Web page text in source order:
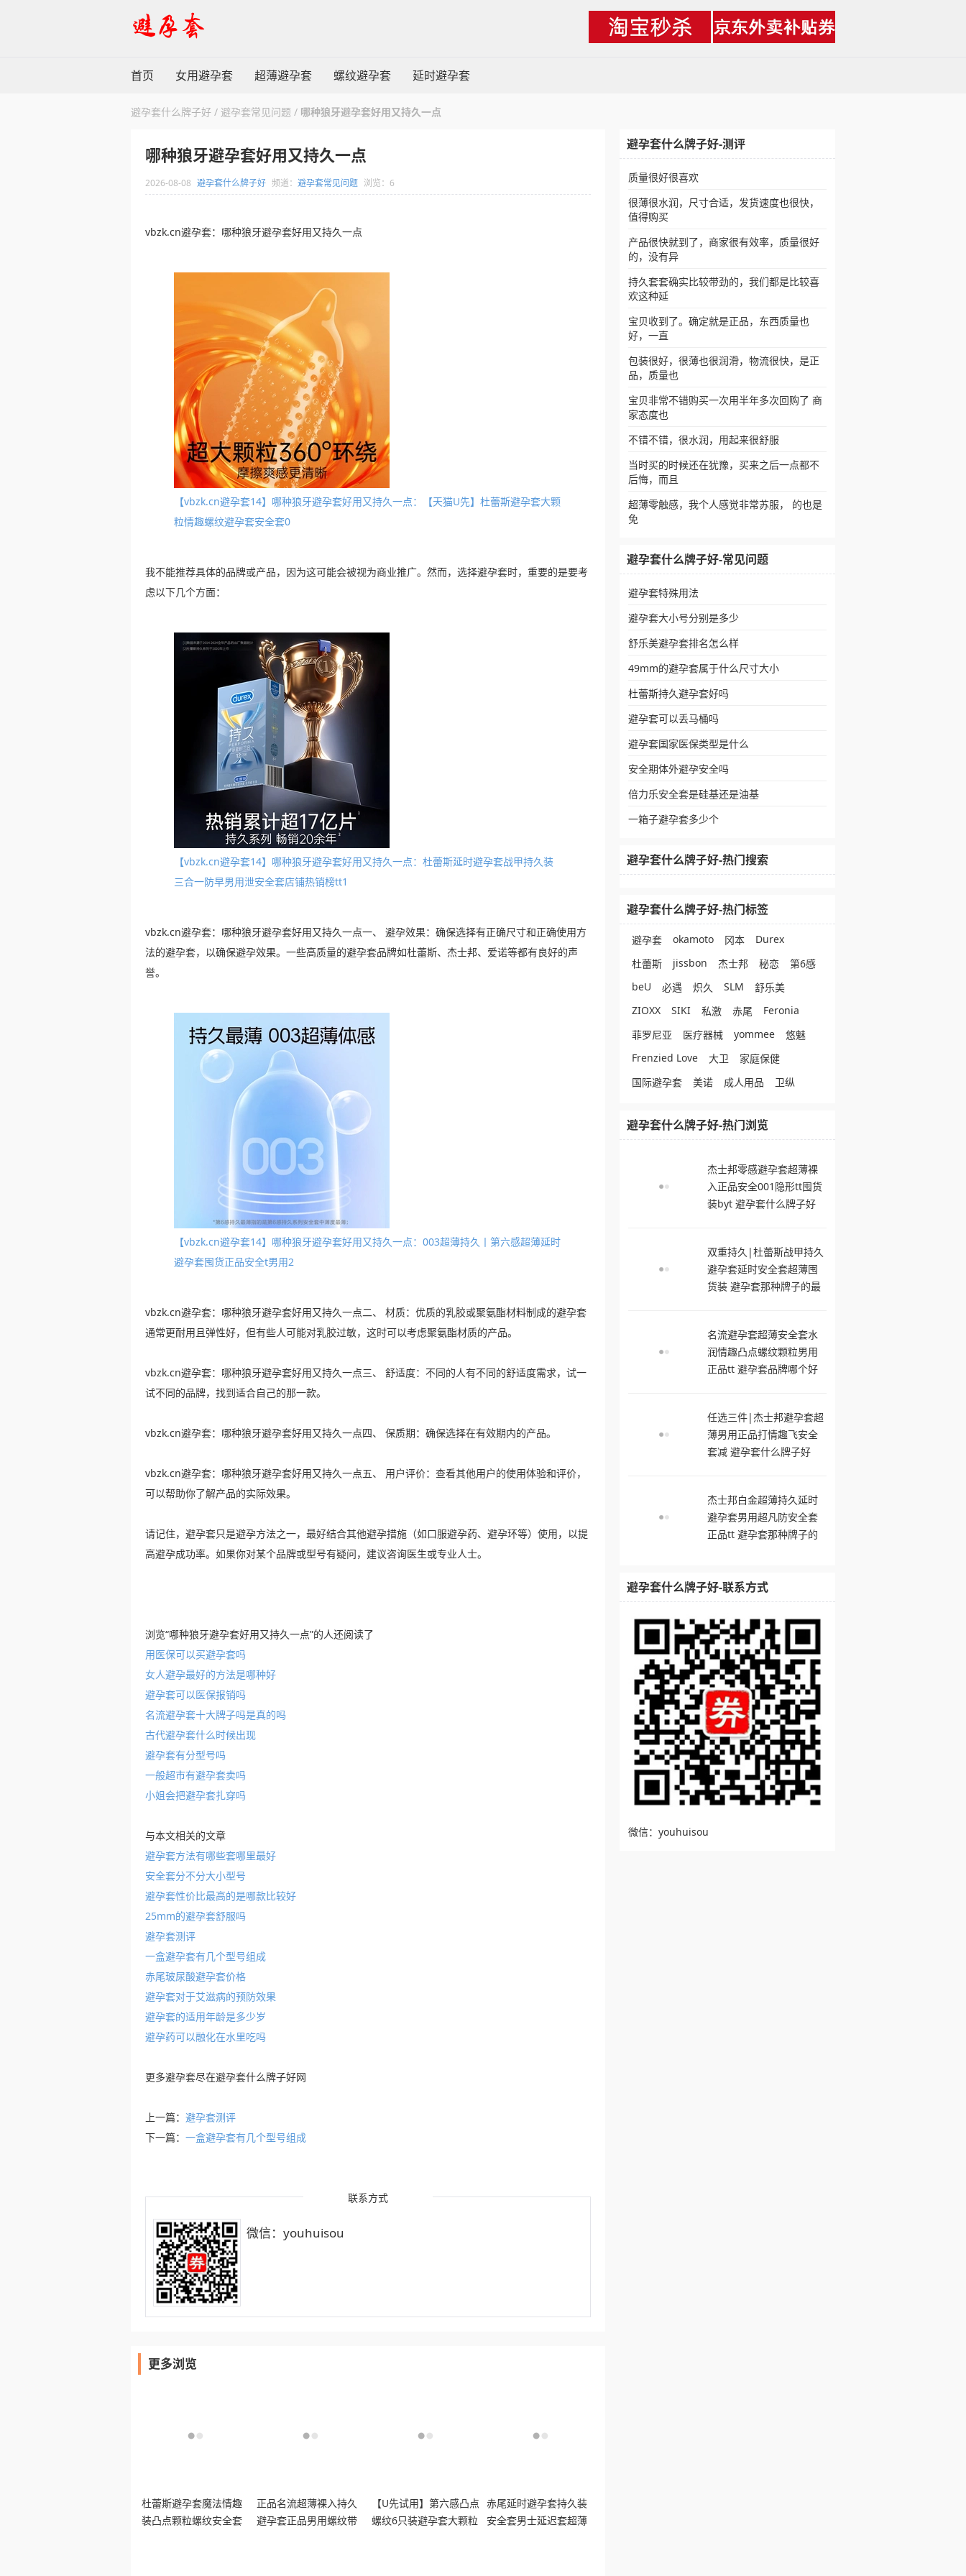
首页 女用避孕套 超薄避孕套 螺纹避孕套 延时避孕套
避孕套什么牌子好 / 避孕套常见问题 / 哪种狼牙避孕套好用又持久一点
哪种狼牙避孕套好用又持久一点
2026-08-08 避孕套什么牌子好 频道： 避孕套常见问题 浏览：6
vbzk.cn避孕套：哪种狼牙避孕套好用又持久一点
【vbzk.cn避孕套14】哪种狼牙避孕套好用又持久一点：【天猫U先】杜蕾斯避孕套大颗
粒情趣螺纹避孕套安全套0
我不能推荐具体的品牌或产品，因为这可能会被视为商业推广。然而，选择避孕套时，重要的是要考
虑以下几个方面：
【vbzk.cn避孕套14】哪种狼牙避孕套好用又持久一点：杜蕾斯延时避孕套战甲持久装
三合一防早男用泄安全套店铺热销榜tt1
vbzk.cn避孕套：哪种狼牙避孕套好用又持久一点一、 避孕效果：确保选择有正确尺寸和正确使用方
法的避孕套，以确保避孕效果。一些高质量的避孕套品牌如杜蕾斯、杰士邦、爱诺等都有良好的声
誉。
【vbzk.cn避孕套14】哪种狼牙避孕套好用又持久一点：003超薄持久丨第六感超薄延时
避孕套囤货正品安全t男用2
vbzk.cn避孕套：哪种狼牙避孕套好用又持久一点二、 材质：优质的乳胶或聚氨酯材料制成的避孕套
通常更耐用且弹性好，但有些人可能对乳胶过敏，这时可以考虑聚氨酯材质的产品。
vbzk.cn避孕套：哪种狼牙避孕套好用又持久一点三、 舒适度：不同的人有不同的舒适度需求，试一
试不同的品牌，找到适合自己的那一款。
vbzk.cn避孕套：哪种狼牙避孕套好用又持久一点四、 保质期：确保选择在有效期内的产品。
vbzk.cn避孕套：哪种狼牙避孕套好用又持久一点五、 用户评价：查看其他用户的使用体验和评价，
可以帮助你了解产品的实际效果。
请记住，避孕套只是避孕方法之一，最好结合其他避孕措施（如口服避孕药、避孕环等）使用，以提
高避孕成功率。如果你对某个品牌或型号有疑问，建议咨询医生或专业人士。
浏览“哪种狼牙避孕套好用又持久一点”的人还阅读了
用医保可以买避孕套吗
女人避孕最好的方法是哪种好
避孕套可以医保报销吗
名流避孕套十大牌子吗是真的吗
古代避孕套什么时候出现
避孕套有分型号吗
一般超市有避孕套卖吗
小姐会把避孕套扎穿吗
与本文相关的文章
避孕套方法有哪些套哪里最好
安全套分不分大小型号
避孕套性价比最高的是哪款比较好
25mm的避孕套舒服吗
避孕套测评
一盒避孕套有几个型号组成
赤尾玻尿酸避孕套价格
避孕套对于艾滋病的预防效果
避孕套的适用年龄是多少岁
避孕药可以融化在水里吃吗
更多避孕套尽在避孕套什么牌子好网
上一篇： 避孕套测评
下一篇： 一盒避孕套有几个型号组成
联系方式
微信：youhuisou
更多浏览
杜蕾斯避孕套魔法情趣
装凸点颗粒螺纹安全套
正品名流超薄裸入持久
避孕套正品男用螺纹带
【U先试用】第六感凸点
螺纹6只装避孕套大颗粒
赤尾延时避孕套持久装
安全套男士延迟套超薄
避孕套什么牌子好-测评
质量很好很喜欢
很薄很水润，尺寸合适，发货速度也很快，
值得购买
产品很快就到了，商家很有效率，质量很好
的，没有异
持久套套确实比较带劲的，我们都是比较喜
欢这种延
宝贝收到了。确定就是正品，东西质量也
好，一直
包装很好，很薄也很润滑，物流很快，是正
品，质量也
宝贝非常不错购买一次用半年多次回购了 商
家态度也
不错不错，很水润，用起来很舒服
当时买的时候还在犹豫，买来之后一点都不
后悔，而且
超薄零触感，我个人感觉非常苏服， 的也是
免
避孕套什么牌子好-常见问题
避孕套特殊用法
避孕套大小号分别是多少
舒乐美避孕套排名怎么样
49mm的避孕套属于什么尺寸大小
杜蕾斯持久避孕套好吗
避孕套可以丢马桶吗
避孕套国家医保类型是什么
安全期体外避孕安全吗
倍力乐安全套是硅基还是油基
一箱子避孕套多少个
避孕套什么牌子好-热门搜索
避孕套什么牌子好-热门标签
避孕套 okamoto 冈本
Durex
杜蕾斯
jissbon 杰士邦 秘恋
第6感
beU
必遇 炽久 SLM
舒乐美
ZIOXX
SIKI 私激 赤尾
Feronia
菲罗尼亚
医疗器械 yommee
悠魅
Frenzied Love
大卫
家庭保健
国际避孕套
美诺 成人用品 卫纵
避孕套什么牌子好-热门浏览
杰士邦零感避孕套超薄裸
入正品安全001隐形tt囤货
装byt 避孕套什么牌子好
双重持久|杜蕾斯战甲持久
避孕套延时安全套超薄囤
货装 避孕套那种牌子的最
名流避孕套超薄安全套水
润情趣凸点螺纹颗粒男用
正品tt 避孕套品牌哪个好
任选三件|杰士邦避孕套超
薄男用正品打情趣飞安全
套减 避孕套什么牌子好
杰士邦白金超薄持久延时
避孕套男用超凡防安全套
正品tt 避孕套那种牌子的
避孕套什么牌子好-联系方式
微信：youhuisou